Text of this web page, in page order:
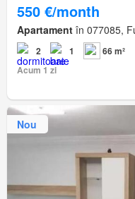
550 €/month
Apartament în 077085,
2 1
66 m²
Acum 1 zi
Nou